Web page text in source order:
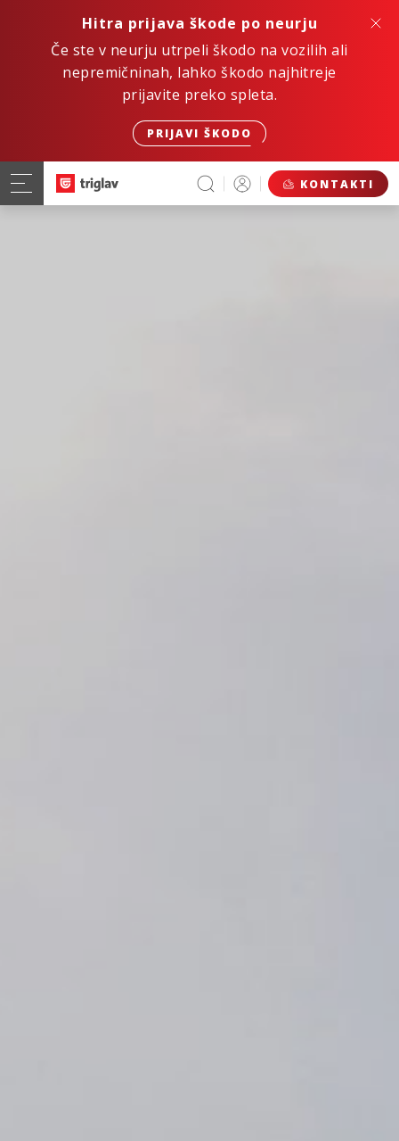
Hitra prijava škode po neurju
Če ste v neurju utrpeli škodo na vozilih ali
nepremičninah, lahko škodo najhitreje
prijavite preko spleta.
PRIJAVI ŠKODO
KONTAKTI